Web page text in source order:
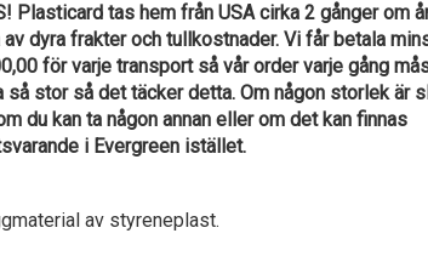
Plasticard tas hem från USA cirka 2 gånger om
av dyra frakter och tullkostnader. Vi får betala
för varje transport så vår order varje gång
så stor så det täcker detta. Om någon storlek är
du kan ta någon annan eller om det kan finnas
i Evergreen istället.
av styreneplast.